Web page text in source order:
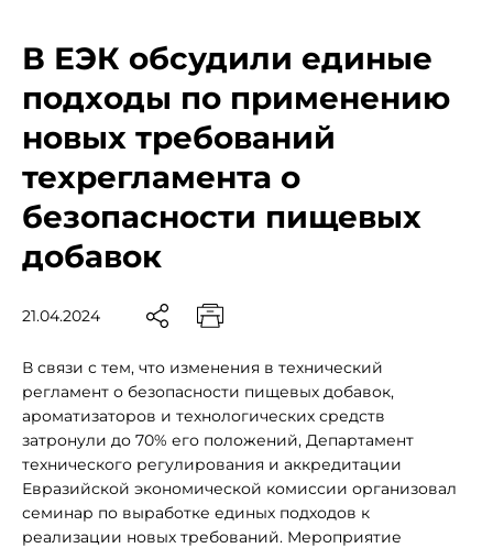
В ЕЭК обсудили единые
подходы по применению
новых требований
техрегламента о
безопасности пищевых
добавок
21.04.2024
В связи с тем, что изменения в технический
регламент о безопасности пищевых добавок,
ароматизаторов и технологических средств
затронули до 70% его положений, Департамент
технического регулирования и аккредитации
Евразийской экономической комиссии организовал
семинар по выработке единых подходов к
реализации новых требований. Мероприятие